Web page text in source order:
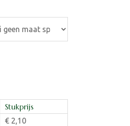
Stukprijs
€ 2,10